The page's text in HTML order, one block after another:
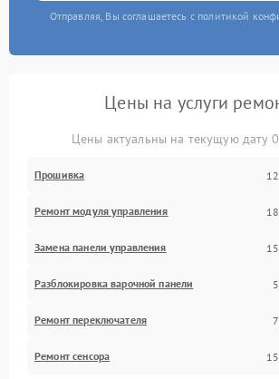
Отправляя, Вы соглашаетесь с политикой
Цены на услуги
Цены актуальны на текущую дату
Прошивка
Ремонт модуля управления
Замена панели управления
Разблокировка варочной панели
Ремонт переключателя
Ремонт сенсора